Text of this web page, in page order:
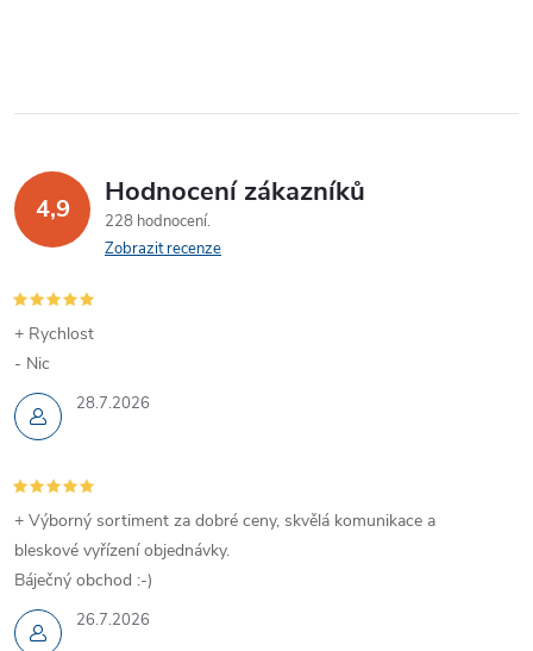
4,9 Hodnocení zákazníků
228 hodnocení
Zobrazit recenze
28.7.2026
+ Rychlost
- Nic
26.7.2026
+ Výborný sortiment za dobré ceny, skvělá komunikace a
bleskové vyřízení objednávky.
Báječný obchod :-)